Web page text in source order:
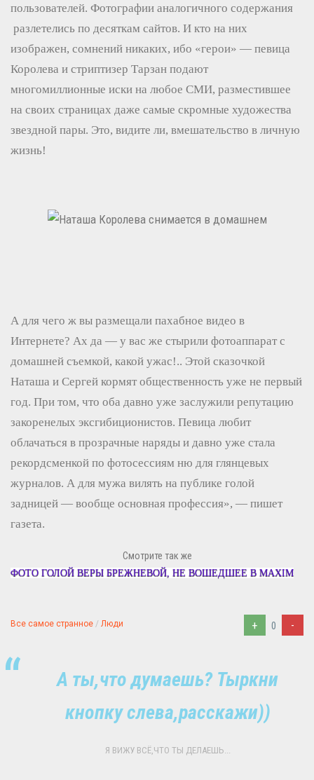
пользователей. Фотографии аналогичного содержания
разлетелись по десяткам сайтов. И кто на них
изображен, сомнений никаких, ибо «герои» — певица
Королева и стриптизер Тарзан подают
многомиллионные иски на любое СМИ, разместившее
на своих страницах даже самые скромные художества
звездной пары. Это, видите ли, вмешательство в личную
жизнь!
А для чего ж вы размещали пахабное видео в
Интернете? Ах да — у вас же стырили фотоаппарат с
домашней съемкой, какой ужас!.. Этой сказочкой
Наташа и Сергей кормят общественность уже не первый
год. При том, что оба давно уже заслужили репутацию
закоренелых эксгибиционистов. Певица любит
облачаться в прозрачные наряды и давно уже стала
рекордсменкой по фотосессиям ню для глянцевых
журналов. А для мужа вилять на публике голой
задницей — вообще основная профессия», — пишет
газета.
Смотрите так же
ФОТО ГОЛОЙ ВЕРЫ БРЕЖНЕВОЙ, НЕ ВОШЕДШЕЕ В MAXIM
Все самое странное / Люди + 0 -
А ты,что думаешь? Тыркни
кнопку слева,расскажи))
Я ВИЖУ ВСЁ,ЧТО ТЫ ДЕЛАЕШЬ...